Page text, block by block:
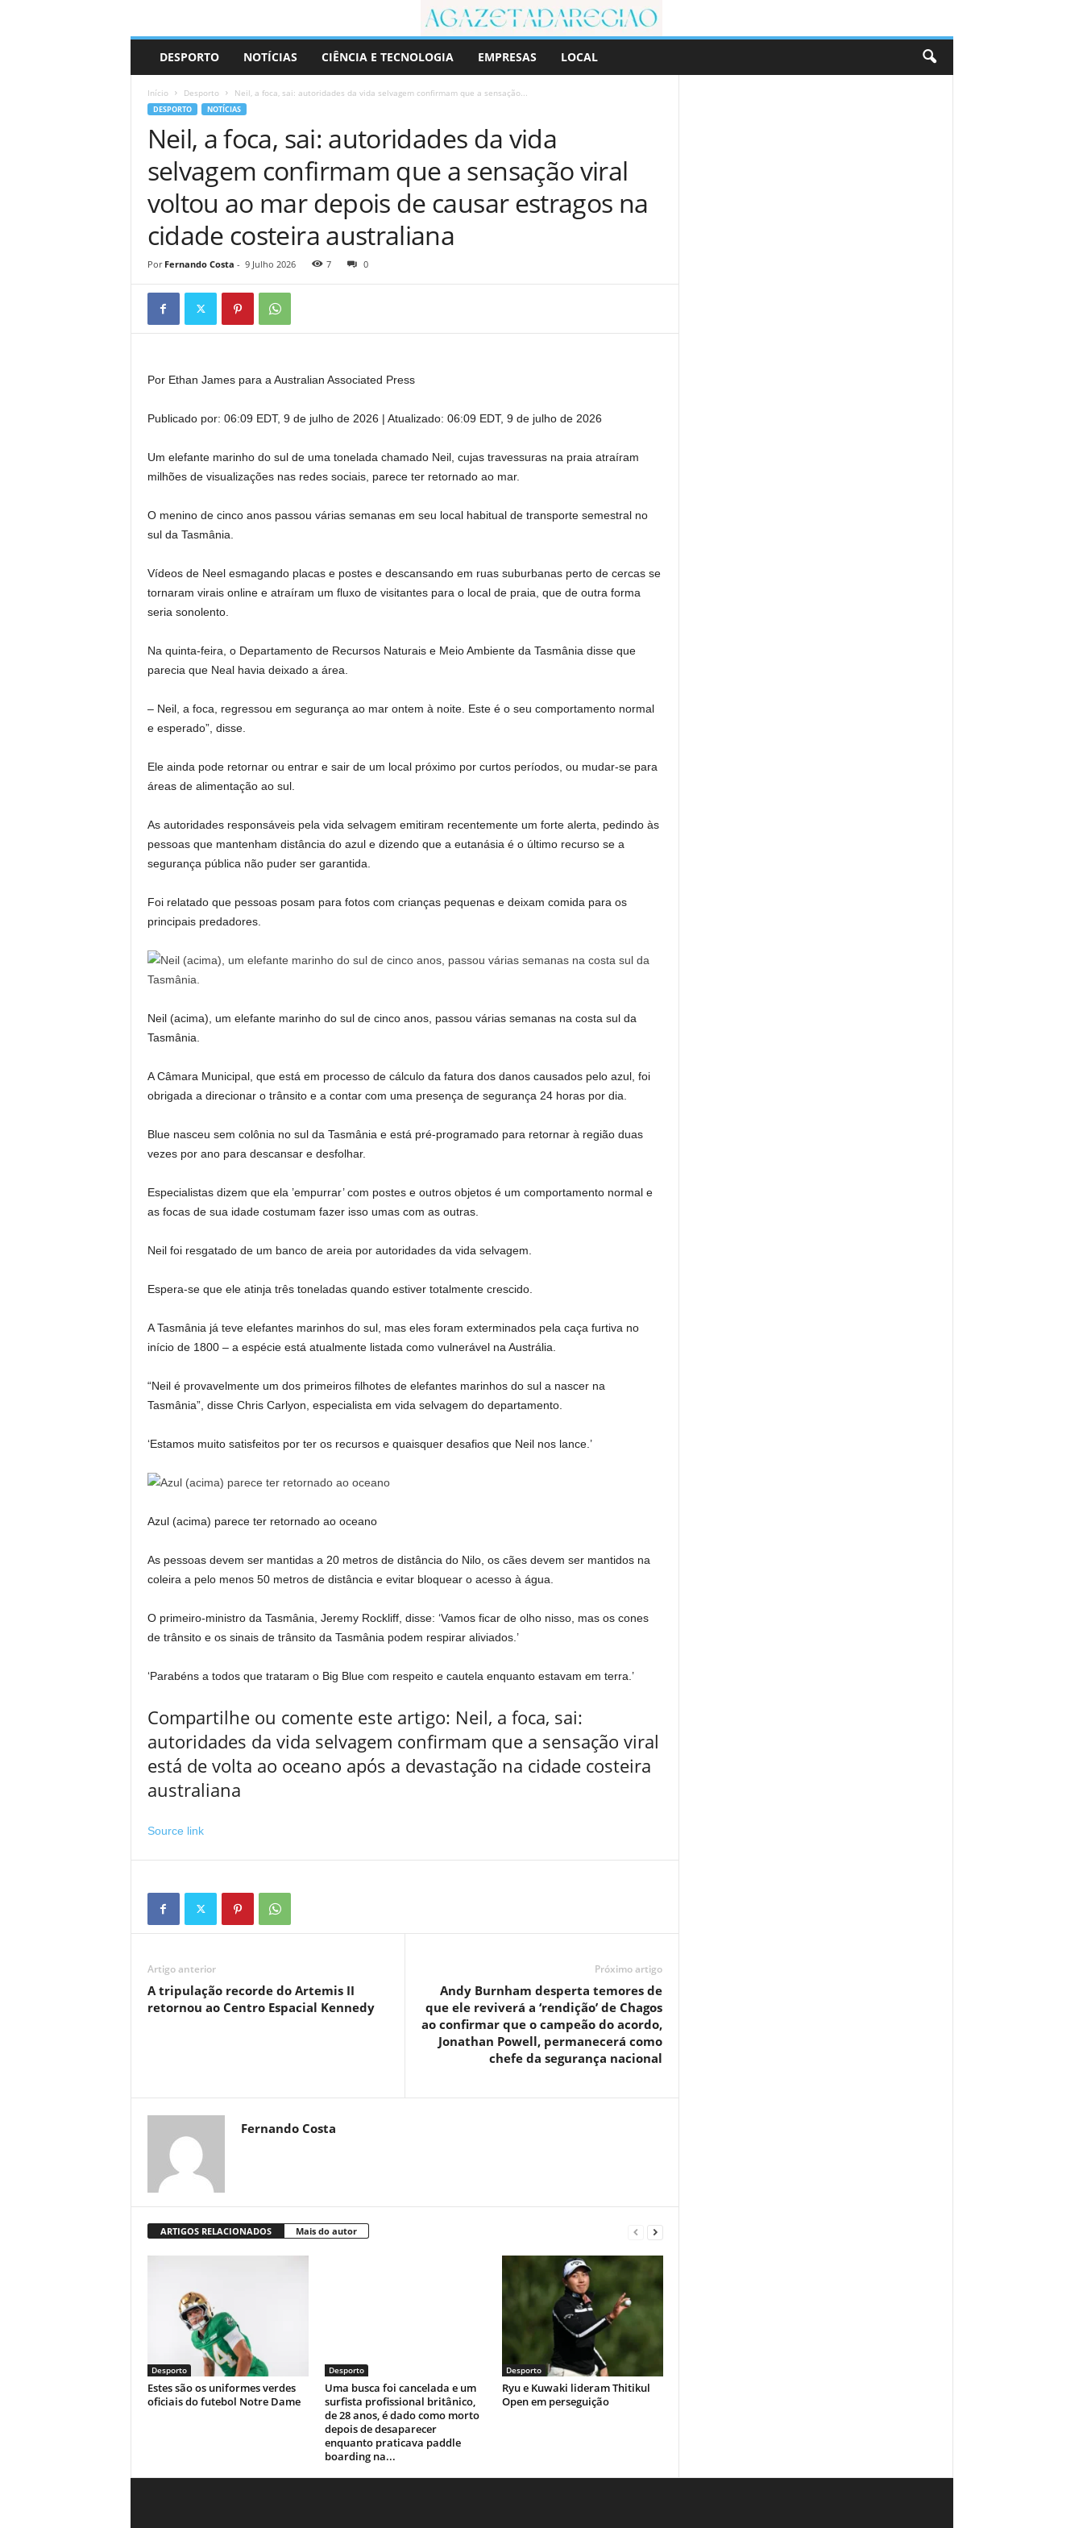
r
DESPORTO NOTÍCIAS CIÊNCIA E TECNOLOGIA EMPRESAS LOCAL
Início Desporto Neil, a foca, sai: autoridades da vida selvagem confirmam que a sensação...
DESPORTO NOTÍCIAS
Neil, a foca, sai: autoridades da vida
selvagem confirmam que a sensação viral
voltou ao mar depois de causar estragos na
cidade costeira australiana
Por Fernando Costa - 9 Julho 2026 7 0
Por Ethan James para a Australian Associated Press
Publicado por: 06:09 EDT, 9 de julho de 2026 | Atualizado: 06:09 EDT, 9 de julho de 2026
Um elefante marinho do sul de uma tonelada chamado Neil, cujas travessuras na praia atraíram
milhões de visualizações nas redes sociais, parece ter retornado ao mar.
O menino de cinco anos passou várias semanas em seu local habitual de transporte semestral no
sul da Tasmânia.
Vídeos de Neel esmagando placas e postes e descansando em ruas suburbanas perto de cercas se
tornaram virais online e atraíram um fluxo de visitantes para o local de praia, que de outra forma
seria sonolento.
Na quinta-feira, o Departamento de Recursos Naturais e Meio Ambiente da Tasmânia disse que
parecia que Neal havia deixado a área.
– Neil, a foca, regressou em segurança ao mar ontem à noite. Este é o seu comportamento normal
e esperado”, disse.
Ele ainda pode retornar ou entrar e sair de um local próximo por curtos períodos, ou mudar-se para
áreas de alimentação ao sul.
As autoridades responsáveis ​​pela vida selvagem emitiram recentemente um forte alerta, pedindo às
pessoas que mantenham distância do azul e dizendo que a eutanásia é o último recurso se a
segurança pública não puder ser garantida.
Foi relatado que pessoas posam para fotos com crianças pequenas e deixam comida para os
principais predadores.
Neil (acima), um elefante marinho do sul de cinco anos, passou várias semanas na costa sul da
Tasmânia.
A Câmara Municipal, que está em processo de cálculo da fatura dos danos causados ​​pelo azul, foi
obrigada a direcionar o trânsito e a contar com uma presença de segurança 24 horas por dia.
Blue nasceu sem colônia no sul da Tasmânia e está pré-programado para retornar à região duas
vezes por ano para descansar e desfolhar.
Especialistas dizem que ela ’empurrar’ com postes e outros objetos é um comportamento normal e
as focas de sua idade costumam fazer isso umas com as outras.
Neil foi resgatado de um banco de areia por autoridades da vida selvagem.
Espera-se que ele atinja três toneladas quando estiver totalmente crescido.
A Tasmânia já teve elefantes marinhos do sul, mas eles foram exterminados pela caça furtiva no
início de 1800 – a espécie está atualmente listada como vulnerável na Austrália.
“Neil é provavelmente um dos primeiros filhotes de elefantes marinhos do sul a nascer na
Tasmânia”, disse Chris Carlyon, especialista em vida selvagem do departamento.
‘Estamos muito satisfeitos por ter os recursos e quaisquer desafios que Neil nos lance.’
Azul (acima) parece ter retornado ao oceano
As pessoas devem ser mantidas a 20 metros de distância do Nilo, os cães devem ser mantidos na
coleira a pelo menos 50 metros de distância e evitar bloquear o acesso à água.
O primeiro-ministro da Tasmânia, Jeremy Rockliff, disse: ‘Vamos ficar de olho nisso, mas os cones
de trânsito e os sinais de trânsito da Tasmânia podem respirar aliviados.’
‘Parabéns a todos que trataram o Big Blue com respeito e cautela enquanto estavam em terra.’
Compartilhe ou comente este artigo: Neil, a foca, sai:
autoridades da vida selvagem confirmam que a sensação viral
está de volta ao oceano após a devastação na cidade costeira
australiana
Source link
Artigo anterior
A tripulação recorde do Artemis II
retornou ao Centro Espacial Kennedy
Próximo artigo
Andy Burnham desperta temores de
que ele reviverá a ‘rendição’ de Chagos
ao confirmar que o campeão do acordo,
Jonathan Powell, permanecerá como
chefe da segurança nacional
Fernando Costa
ARTIGOS RELACIONADOS Mais do autor
Desporto
Estes são os uniformes verdes
oficiais do futebol Notre Dame
Desporto
Uma busca foi cancelada e um
surfista profissional britânico,
de 28 anos, é dado como morto
depois de desaparecer
enquanto praticava paddle
boarding na...
Desporto
Ryu e Kuwaki lideram Thitikul
Open em perseguição